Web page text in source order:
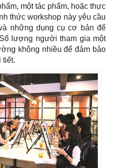
một tác phẩm, hoặc thực
thức workshop này yêu cầu
những dụng cụ cơ bản để
lượng người tham gia một
không nhiều để đảm bảo
tiết.